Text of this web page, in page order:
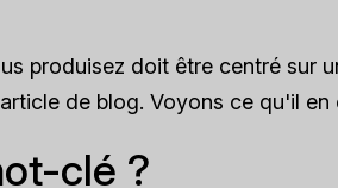
produisez doit être centré sur
de blog. Voyons ce qu'il en
clé ?